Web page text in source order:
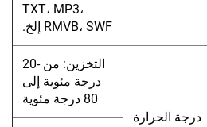
TXT، MP3،
RMVB، SWF إلخ.
درجة الحرارة
التخزين: من -20
درجة مئوية إلى
80 درجة مئوية